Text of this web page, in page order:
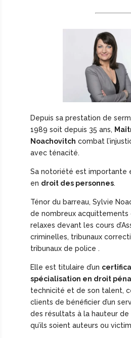
Depuis sa prestation de
1989 soit depuis 35 ans,
Noachovitch combat
avec ténacité.
Sa notoriété est importante
en droit des personnes.
Ténor du barreau, Sylvie
de nombreux acquittements
relaxes devant les cours
criminelles, tribunaux
tribunaux de police .
Elle est titulaire d’un
spécialisation en droit
technicité et de son talent,
clients de bénéficier d’un
des résultats à la hauteur de
qu’ils soient auteurs ou